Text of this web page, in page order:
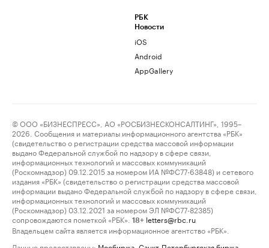
РБК
Новости
iOS
Android
AppGallery
© ООО «БИЗНЕСПРЕСС», АО «РОСБИЗНЕСКОНСАЛТИНГ», 1995–
2026. Сообщения и материалы информационного агентства «РБК»
(свидетельство о регистрации средства массовой информации
выдано Федеральной службой по надзору в сфере связи,
информационных технологий и массовых коммуникаций
(Роскомнадзор) 09.12.2015 за номером ИА №ФС77-63848) и сетевого
издания «РБК» (свидетельство о регистрации средства массовой
информации выдано Федеральной службой по надзору в сфере связи,
информационных технологий и массовых коммуникаций
(Роскомнадзор) 03.12.2021 за номером ЭЛ №ФС77-82385)
сопровождаются пометкой «РБК».
18+ letters@rbc.ru
Владельцем сайта является информационное агентство «РБК».